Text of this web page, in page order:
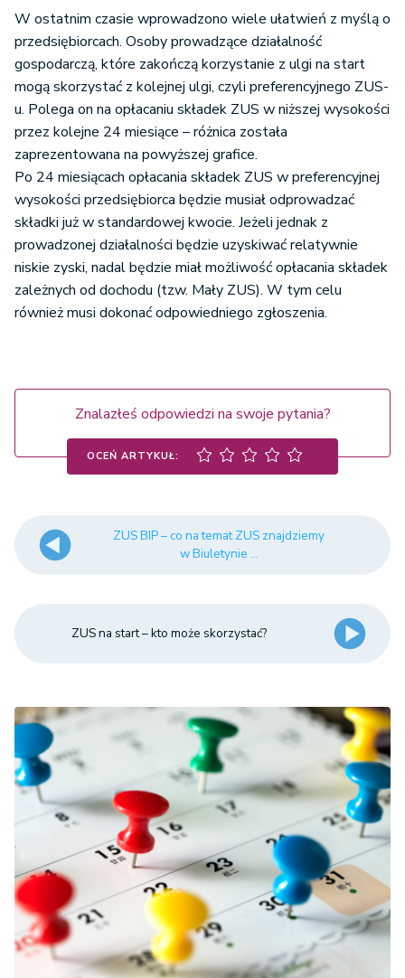
W ostatnim czasie wprowadzono wiele ułatwień z myślą o
przedsiębiorcach. Osoby prowadzące działalność
gospodarczą, które zakończą korzystanie z ulgi na start
mogą skorzystać z kolejnej ulgi, czyli preferencyjnego ZUS-
u. Polega on na opłacaniu składek ZUS w niższej wysokości
przez kolejne 24 miesiące – różnica została
zaprezentowana na powyższej grafice.
Po 24 miesiącach opłacania składek ZUS w preferencyjnej
wysokości przedsiębiorca będzie musiał odprowadzać
składki już w standardowej kwocie. Jeżeli jednak z
prowadzonej działalności będzie uzyskiwać relatywnie
niskie zyski, nadal będzie miał możliwość opłacania składek
zależnych od dochodu (tzw. Mały ZUS). W tym celu
również musi dokonać odpowiedniego zgłoszenia.
Znalazłeś odpowiedzi na swoje pytania?
OCEŃ ARTYKUŁ:
ZUS BIP – co na temat ZUS znajdziemy
w Biuletynie ...
ZUS na start – kto może skorzystać?